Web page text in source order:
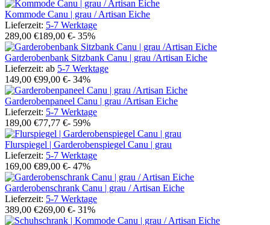
Kommode Canu | grau / Artisan Eiche
Lieferzeit: 5-7 Werktage
289,00 €189,00 €- 35%
Garderobenbank Sitzbank Canu | grau /Artisan Eiche
Lieferzeit: ab 5-7 Werktage
149,00 €99,00 €- 34%
Garderobenpaneel Canu | grau /Artisan Eiche
Lieferzeit: 5-7 Werktage
189,00 €77,77 €- 59%
Flurspiegel | Garderobenspiegel Canu | grau
Lieferzeit: 5-7 Werktage
169,00 €89,00 €- 47%
Garderobenschrank Canu | grau / Artisan Eiche
Lieferzeit: 5-7 Werktage
389,00 €269,00 €- 31%